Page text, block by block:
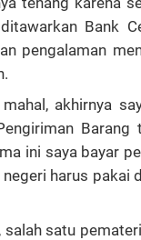
Bank
pengalaman
akhirnya
Barang
ini saya bayar
harus pakai
salah satu